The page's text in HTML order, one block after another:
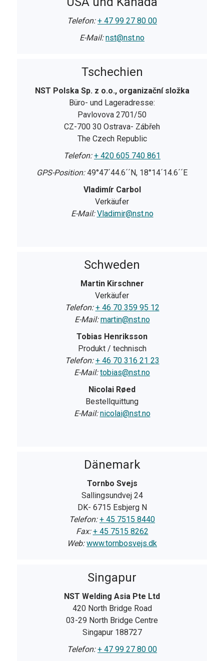
Telefon: + 47 99 27 80 00
E-Mail: nst@nst.no
Tschechien
NST Polska Sp. z o.o., organizační složka
Büro- und Lageradresse:
Pavlovova 2701/50
CZ-700 30 Ostrava- Zábřeh
The Czech Republic
Telefon: + 420 605 740 861
GPS-Position:49°47´44.6´´N, 18°14´14.6´´E
Vladimír Carbol
Verkäufer
E-Mail:Vladimir@nst.no
Schweden
Martin Kirschner
Verkäufer
Telefon: + 46 70 359 95 12
E-Mail: martin@nst.no
Tobias Henriksson
Produkt / technisch
Telefon: + 46 70 316 21 23
E-Mail: tobias@nst.no
Nicolai Røed
Bestellquittung
E-Mail: nicolai@nst.no
Dänemark
Tornbo Svejs
Sallingsundvej 24
DK- 6715 Esbjerg N
Telefon: + 45 7515 8440
Fax: + 45 7515 8262
Web: www.tornbosvejs.dk
Singapur
NST Welding Asia Pte Ltd
420 North Bridge Road
03-29 North Bridge Centre
Singapur 188727
Telefon: + 47 99 27 80 00